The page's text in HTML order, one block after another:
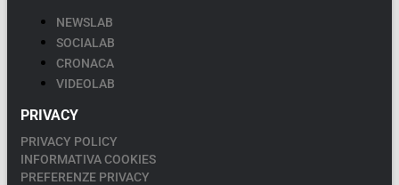
NEWSLAB
SOCIALAB
CRONACA
VIDEOLAB
PRIVACY
PRIVACY POLICY
INFORMATIVA COOKIES
PREFERENZE PRIVACY